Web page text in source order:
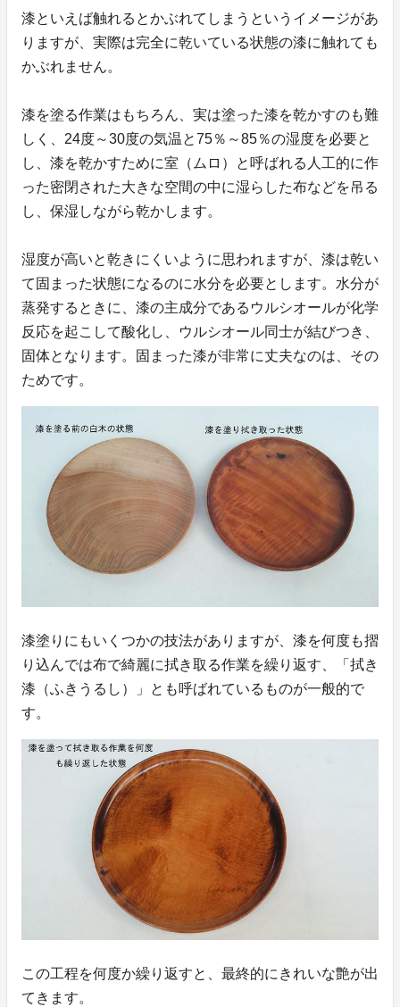
漆といえば触れるとかぶれてしまうというイメージがあ
りますが、実際は完全に乾いている状態の漆に触れても
かぶれません。
漆を塗る作業はもちろん、実は塗った漆を乾かすのも難
しく、24度～30度の気温と75％～85％の湿度を必要と
し、漆を乾かすために室（ムロ）と呼ばれる人工的に作
った密閉された大きな空間の中に湿らした布などを吊る
し、保湿しながら乾かします。
湿度が高いと乾きにくいように思われますが、漆は乾い
て固まった状態になるのに水分を必要とします。水分が
蒸発するときに、漆の主成分であるウルシオールが化学
反応を起こして酸化し、ウルシオール同士が結びつき、
固体となります。固まった漆が非常に丈夫なのは、その
ためです。
漆塗りにもいくつかの技法がありますが、漆を何度も摺
り込んでは布で綺麗に拭き取る作業を繰り返す、「拭き
漆（ふきうるし）」とも呼ばれているものが一般的で
す。
この工程を何度か繰り返すと、最終的にきれいな艶が出
てきます。